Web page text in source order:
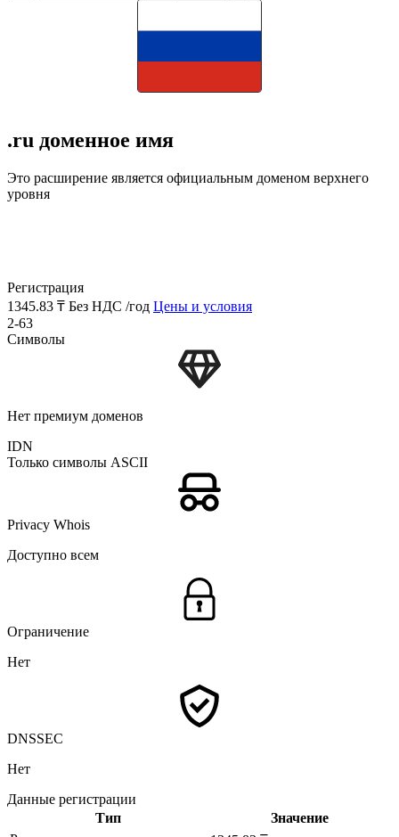
.ru доменное имя
Это расширение является официальным доменом верхнего
уровня
Регистрация
1345.83 ₸ Без НДС /год Цены и условия
2-63
Символы
Нет премиум доменов
IDN
Только символы ASCII
Privacy Whois
Доступно всем
Ограничение
Нет
DNSSEC
Нет
Данные регистрации
Тип
Значение